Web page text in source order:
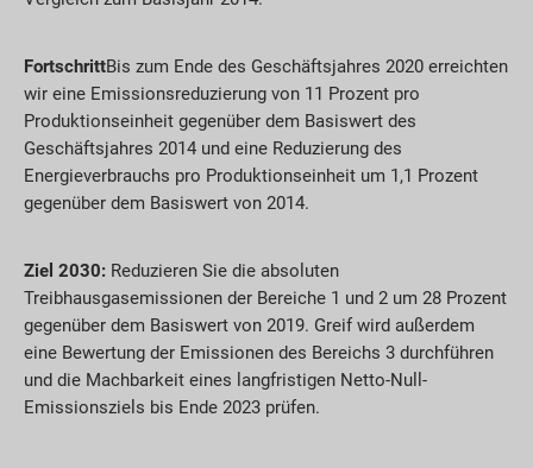
FortschrittBis zum Ende des Geschäftsjahres 2020 erreichten
wir eine Emissionsreduzierung von 11 Prozent pro
Produktionseinheit gegenüber dem Basiswert des
Geschäftsjahres 2014 und eine Reduzierung des
Energieverbrauchs pro Produktionseinheit um 1,1 Prozent
gegenüber dem Basiswert von 2014.
Ziel 2030: Reduzieren Sie die absoluten
Treibhausgasemissionen der Bereiche 1 und 2 um 28 Prozent
gegenüber dem Basiswert von 2019. Greif wird außerdem
eine Bewertung der Emissionen des Bereichs 3 durchführen
und die Machbarkeit eines langfristigen Netto-Null-
Emissionsziels bis Ende 2023 prüfen.